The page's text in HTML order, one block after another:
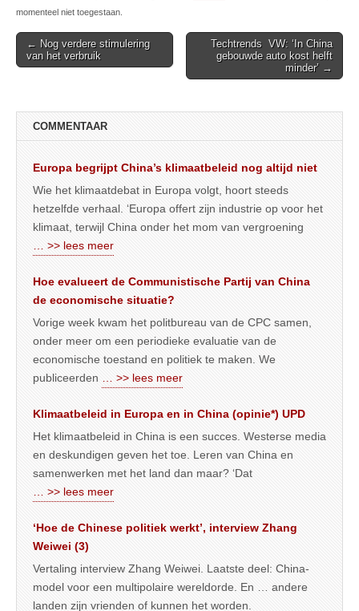
momenteel niet toegestaan.
Post
navigation
← Nog verdere stimulering
van het verbruik
Techtrends VW: ‘In China
gebouwde auto kost helft
minder’ →
COMMENTAAR
Europa begrijpt China’s klimaatbeleid nog altijd niet
Wie het klimaatdebat in Europa volgt, hoort steeds
hetzelfde verhaal. ‘Europa offert zijn industrie op voor het
klimaat, terwijl China onder het mom van vergroening
… >> lees meer
Hoe evalueert de Communistische Partij van China
de economische situatie?
Vorige week kwam het politbureau van de CPC samen,
onder meer om een periodieke evaluatie van de
economische toestand en politiek te maken. We
publiceerden … >> lees meer
Klimaatbeleid in Europa en in China (opinie*) UPD
Het klimaatbeleid in China is een succes. Westerse media
en deskundigen geven het toe. Leren van China en
samenwerken met het land dan maar? ‘Dat
… >> lees meer
‘Hoe de Chinese politiek werkt’, interview Zhang
Weiwei (3)
Vertaling interview Zhang Weiwei. Laatste deel: China-
model voor een multipolaire wereldorde. En … andere
landen zijn vrienden of kunnen het worden.